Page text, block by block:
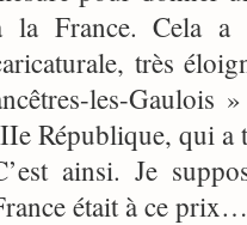
la France. Cela a
très
les-Gaulois
République, qui a
ainsi. Je
était à ce prix…